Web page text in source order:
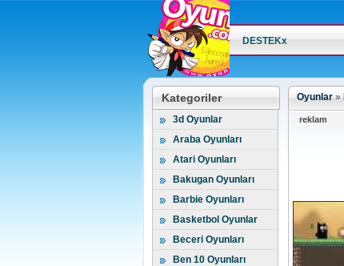
DESTEKx
Kategoriler
3d Oyunlar
Araba Oyunları
Atari Oyunları
Bakugan Oyunları
Barbie Oyunları
Basketbol Oyunlar
Beceri Oyunları
Ben 10 Oyunları
Oyunlar »
reklam